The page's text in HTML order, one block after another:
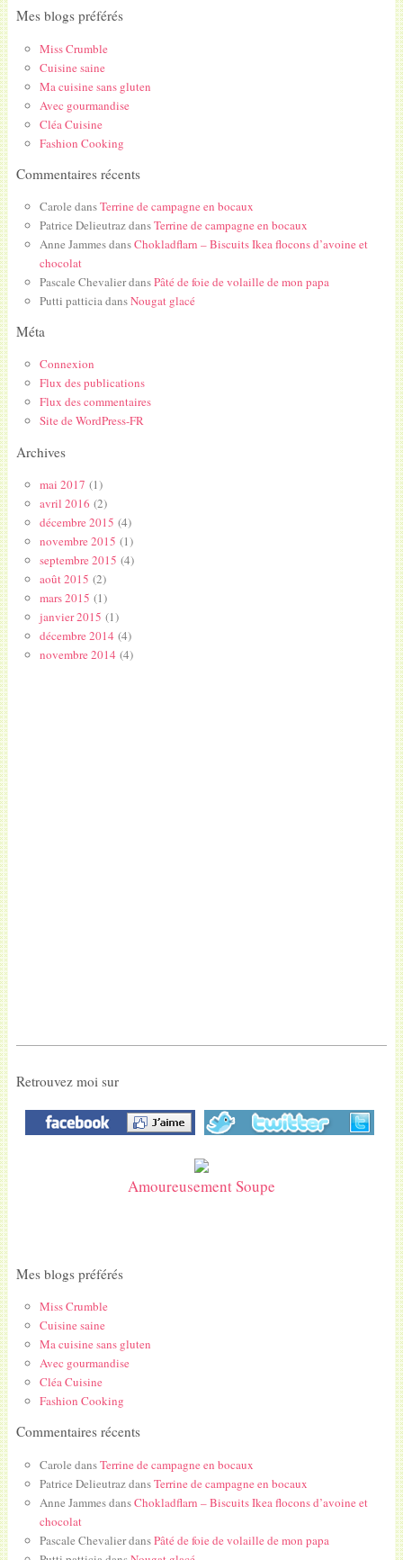
Mes blogs préférés
Miss Crumble
Cuisine saine
Ma cuisine sans gluten
Avec gourmandise
Cléa Cuisine
Fashion Cooking
Commentaires récents
Carole dansTerrine de campagne en bocaux
Patrice DelieutrazdansTerrine de campagne en bocaux
Anne JammesdansChokladflarn – Biscuits Ikea flocons d’avoine et
chocolat
Pascale ChevalierdansPâté de foie de volaille de mon papa
Putti patticiadansNougat glacé
Méta
Connexion
Flux des publications
Flux des commentaires
Site de WordPress-FR
Archives
mai 2017 (1)
avril 2016 (2)
décembre 2015 (4)
novembre 2015 (1)
septembre 2015 (4)
août 2015 (2)
mars 2015 (1)
janvier 2015 (1)
décembre 2014(4)
novembre 2014(4)
Retrouvez moi sur
Amoureusement Soupe
Mes blogs préférés
Miss Crumble
Cuisine saine
Ma cuisine sans gluten
Avec gourmandise
Cléa Cuisine
Fashion Cooking
Commentaires récents
Carole dansTerrine de campagne en bocaux
Patrice DelieutrazdansTerrine de campagne en bocaux
Anne JammesdansChokladflarn – Biscuits Ikea flocons d’avoine et
chocolat
Pascale ChevalierdansPâté de foie de volaille de mon papa